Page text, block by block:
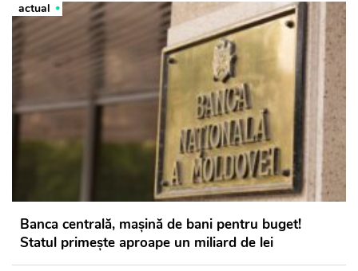
actual
Banca centrală, mașină de bani pentru buget!
Statul primește aproape un miliard de lei